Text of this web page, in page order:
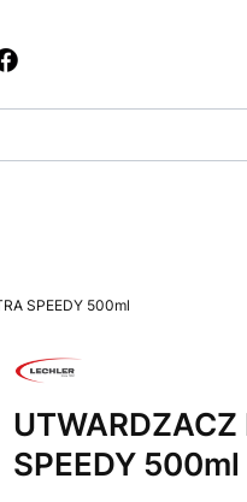
SPEEDY 500ml
UTWARDZACZ
SPEEDY 500ml